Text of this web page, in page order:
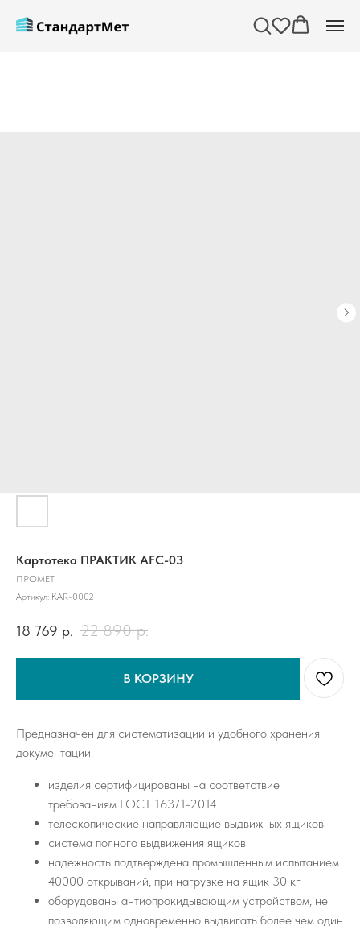
Картотека ПРАКТИК AFC-03
ПРОМЕТ
Артикул: KAR-0002
18 769 р. 22 890 р.
В КОРЗИНУ
Предназначен для систематизации и удобного хранения
документации.
изделия сертифицированы на соответствие
требованиям ГОСТ 16371-2014
телескопические направляющие выдвижных ящиков
система полного выдвижения ящиков
надежность подтверждена промышленным испытанием
40000 открываний, при нагрузке на ящик 30 кг
оборудованы антиопрокидывающим устройством, не
позволяющим одновременно выдвигать более чем один